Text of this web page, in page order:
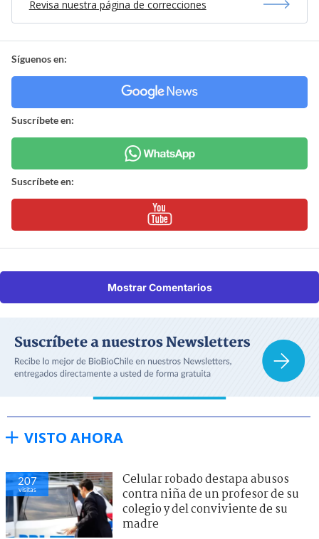
Revisa nuestra página de correcciones
Síguenos en:
Suscríbete en:
Suscríbete en:
Mostrar Comentarios
VISTO AHORA
207
visitas
Celular robado destapa abusos
contra niña de un profesor de su
colegio y del conviviente de su
madre